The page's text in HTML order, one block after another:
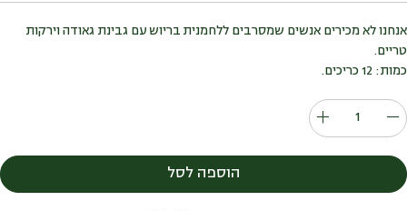
אנחנו לא מכירים אנשים שמסרבים ללחמנית בריוש עם גבינת גאודה וירקות
טריים.
כמות: 12 כריכים.
כמות
ביס
בריוש
הוספה לסל